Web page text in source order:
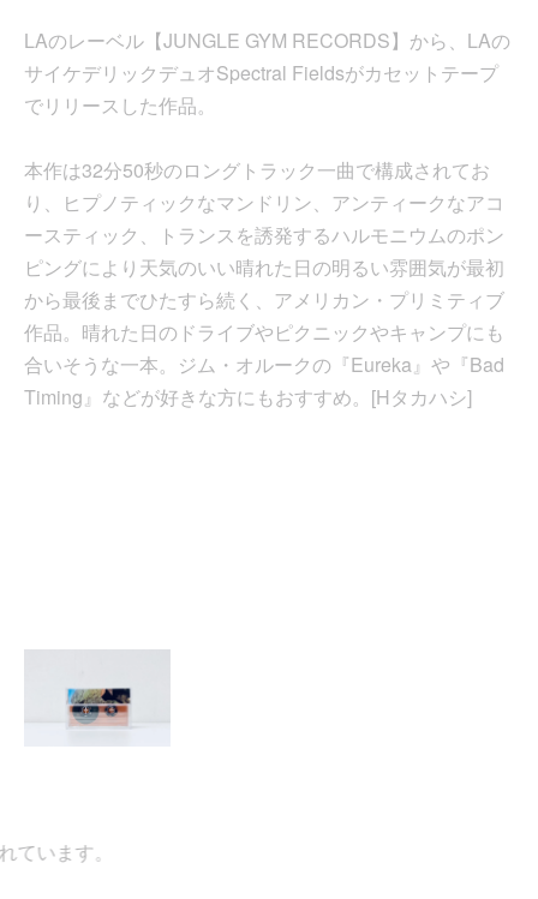
LAのレーベル【JUNGLE GYM RECORDS】から、LAの
サイケデリックデュオSpectral Fieldsがカセットテープ
でリリースした作品。
本作は32分50秒のロングトラック一曲で構成されてお
り、ヒプノティックなマンドリン、アンティークなアコ
ースティック、トランスを誘発するハルモニウムのポン
ピングにより天気のいい晴れた日の明るい雰囲気が最初
から最後までひたすら続く、アメリカン・プリミティブ
作品。晴れた日のドライブやピクニックやキャンプにも
合いそうな一本。ジム・オルークの『Eureka』や『Bad
Timing』などが好きな方にもおすすめ。[Hタカハシ]
います。